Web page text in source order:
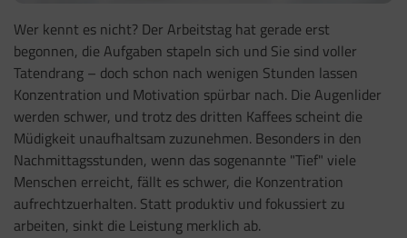
Wer kennt es nicht? Der Arbeitstag hat gerade erst
begonnen, die Aufgaben stapeln sich und Sie sind voller
Tatendrang – doch schon nach wenigen Stunden lassen
Konzentration und Motivation spürbar nach. Die Augenlider
werden schwer, und trotz des dritten Kaffees scheint die
Müdigkeit unaufhaltsam zuzunehmen. Besonders in den
Nachmittagsstunden, wenn das sogenannte "Tief" viele
Menschen erreicht, fällt es schwer, die Konzentration
aufrechtzuerhalten. Statt produktiv und fokussiert zu
arbeiten, sinkt die Leistung merklich ab.